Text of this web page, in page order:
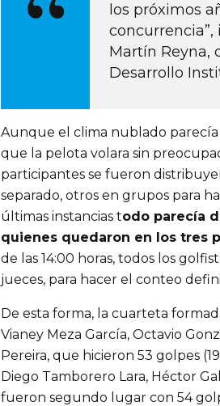
los próximos
concurrencia”,
Martín Reyna,
Desarrollo
Aunque el clima nublado
que la pelota volara sin
participantes se fueron
separado, otros en grupos para
últimas instancias todo parecía
quienes quedaron en los tres
de las 14:00 horas, todos los
jueces, para hacer el conteo
De esta forma, la cuarteta
Vianey Meza García, Octavio
Pereira, que hicieron 53 golpes
Diego Tamborero Lara, Héctor
fueron segundo lugar con 54